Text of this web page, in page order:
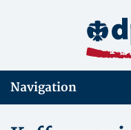
Navigation